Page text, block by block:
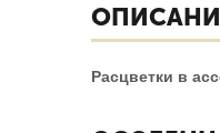
Расцветки в